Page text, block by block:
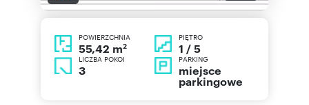
POWIERZCHNIA
55,42 m2
PIĘTRO
1 / 5
LICZBA POKOI
3
PARKING
miejsce
parkingowe